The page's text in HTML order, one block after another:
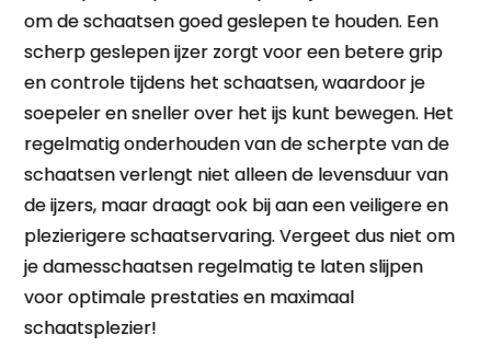
om de schaatsen goed geslepen te houden. Een
scherp geslepen ijzer zorgt voor een betere grip
en controle tijdens het schaatsen, waardoor je
soepeler en sneller over het ijs kunt bewegen. Het
regelmatig onderhouden van de scherpte van de
schaatsen verlengt niet alleen de levensduur van
de ijzers, maar draagt ook bij aan een veiligere en
plezierigere schaatservaring. Vergeet dus niet om
je damesschaatsen regelmatig te laten slijpen
voor optimale prestaties en maximaal
schaatsplezier!